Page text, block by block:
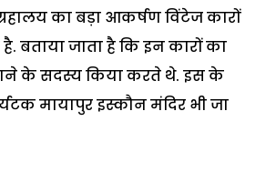
का बड़ा आकर्षण विंटेज कारों
बताया जाता है कि इन कारों का
के सदस्य किया करते थे. इस के
मायापुर इस्कौन मंदिर भी जा